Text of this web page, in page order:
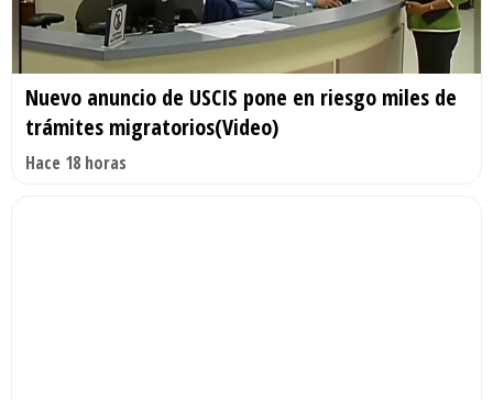
Nuevo anuncio de USCIS pone en riesgo miles de
trámites migratorios(Video)
Hace 18 horas